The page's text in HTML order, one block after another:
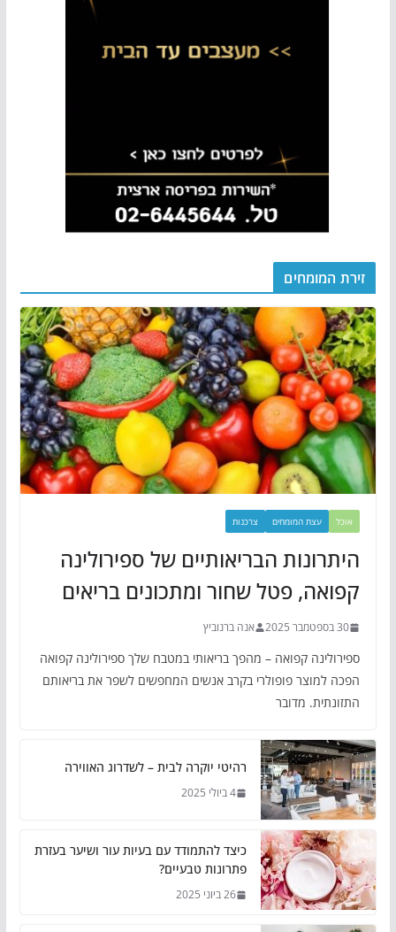
זירת המומחים
אוכל עצת המומחים צרכנות
היתרונות הבריאותיים של ספירולינה
קפואה, פטל שחור ומתכונים בריאים
30 בספטמבר 2025 אנה ברנוביץ
ספירולינה קפואה – מהפך בריאותי במטבח שלך ספירולינה קפואה
הפכה למוצר פופולרי בקרב אנשים המחפשים לשפר את בריאותם
התזונתית. מדובר
רהיטי יוקרה לבית – לשדרוג האווירה
4 ביולי 2025
כיצד להתמודד עם בעיות עור ושיער בעזרת
פתרונות טבעיים?
26 ביוני 2025